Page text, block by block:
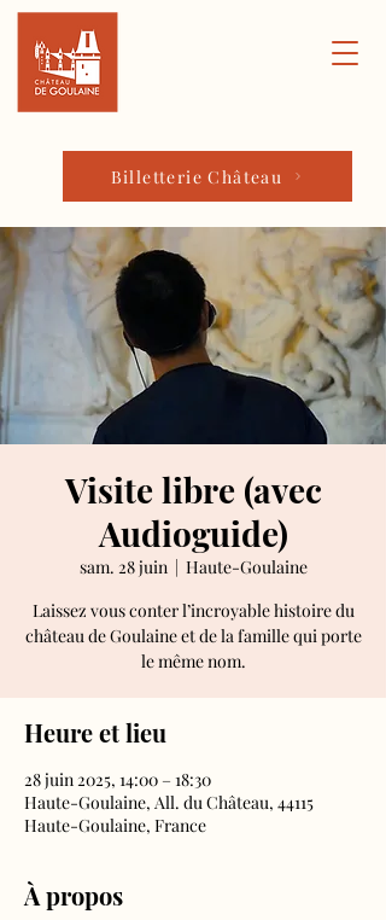
Billetterie Château
Visite libre (avec
Audioguide)
sam. 28 juin
  |
Haute-Goulaine
Laissez vous conter l’incroyable histoire du
château de Goulaine et de la famille qui porte
le même nom.
Heure et lieu
28 juin 2025, 14:00 – 18:30
Haute-Goulaine, All. du Château, 44115
Haute-Goulaine, France
À propos